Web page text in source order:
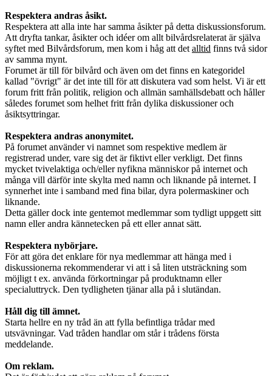
Respektera andras åsikt.
Respektera att alla inte har samma åsikter på detta diskussionsforum.
Att dryfta tankar, åsikter och idéer om allt bilvårdsrelaterat är själva
syftet med Bilvårdsforum, men kom i håg att det alltid finns två sidor
av samma mynt.
Forumet är till för bilvård och även om det finns en kategoridel
kallad "övrigt" är det inte till för att diskutera vad som helst. Vi är ett
forum fritt från politik, religion och allmän samhällsdebatt och håller
således forumet som helhet fritt från dylika diskussioner och
åsiktsyttringar.
Respektera andras anonymitet.
På forumet använder vi namnet som respektive medlem är
registrerad under, vare sig det är fiktivt eller verkligt. Det finns
mycket tvivelaktiga och/eller nyfikna människor på internet och
många vill därför inte skylta med namn och liknande på internet. I
synnerhet inte i samband med fina bilar, dyra polermaskiner och
liknande.
Detta gäller dock inte gentemot medlemmar som tydligt uppgett sitt
namn eller andra kännetecken på ett eller annat sätt.
Respektera nybörjare.
För att göra det enklare för nya medlemmar att hänga med i
diskussionerna rekommenderar vi att i så liten utsträckning som
möjligt t ex. använda förkortningar på produktnamn eller
specialuttryck. Den tydligheten tjänar alla på i slutändan.
Håll dig till ämnet.
Starta hellre en ny tråd än att fylla befintliga trådar med
utsvävningar. Vad tråden handlar om står i trådens första
meddelande.
Om reklam.